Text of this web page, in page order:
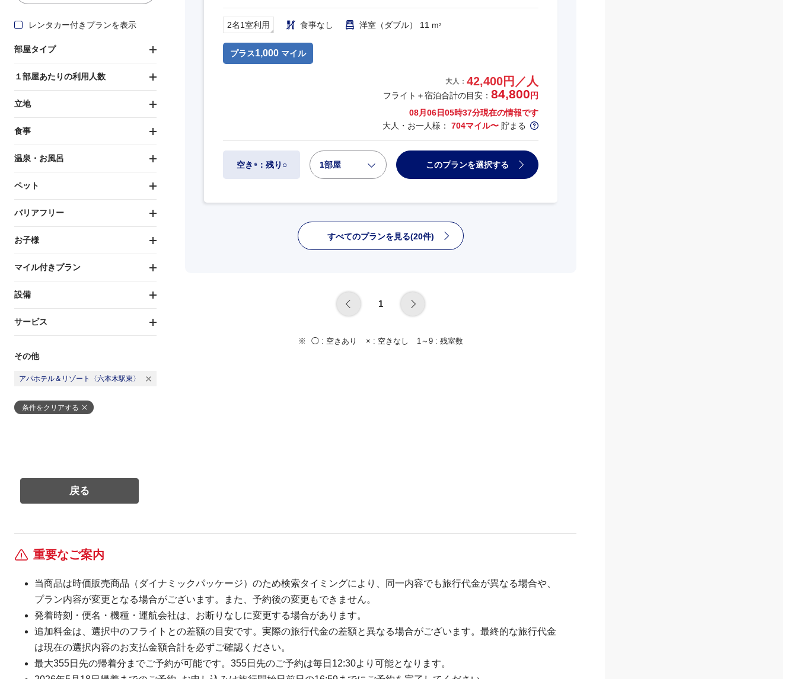
レンタカー付きプランを表示
部屋タイプ
１部屋あたりの利用人数
立地
食事
温泉・お風呂
ペット
バリアフリー
お子様
マイル付きプラン
設備
サービス
その他
アパホテル＆リゾート〈六本木駅東〉
条件をクリアする
2名1室利用 食事なし 洋室（ダブル） 11 m2
プラス1,000 マイル
大人： 42,400円／人
フライト＋宿泊合計の目安： 84,800 円
08月06日05時37分現在の情報です
大人・お一人様： 704マイル〜 貯まる
空き ※：残り○ 1部屋 このプランを選択する
すべてのプランを見る(20件)
1
◯ : 空きあり × : 空きなし 1～9 : 残室数
重要なご案内
当商品は時価販売商品（ダイナミックパッケージ）のため検索タイミングにより、同一内容でも旅行代金が異なる場合や、
プラン内容が変更となる場合がございます。また、予約後の変更もできません。
発着時刻・便名・機種・運航会社は、お断りなしに変更する場合があります。
追加料金は、選択中のフライトとの差額の目安です。実際の旅行代金の差額と異なる場合がございます。最終的な旅行代金
は現在の選択内容のお支払金額合計を必ずご確認ください。
最大355日先の帰着分までご予約が可能です。355日先のご予約は毎日12:30より可能となります。